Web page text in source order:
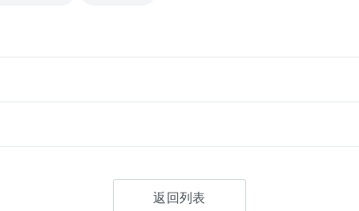
返回列表